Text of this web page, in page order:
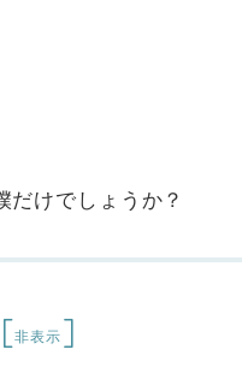
だけでしょうか？
[非表示 ]